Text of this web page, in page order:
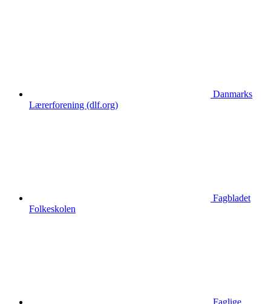
Danmarks
Lærerforening (dlf.org)
Fagbladet
Folkeskolen
Faglige